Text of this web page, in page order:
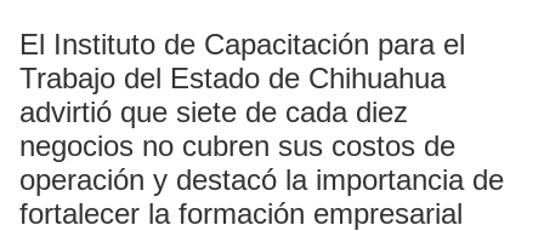
El Instituto de Capacitación para el
Trabajo del Estado de Chihuahua
advirtió que siete de cada diez
negocios no cubren sus costos de
operación y destacó la importancia de
fortalecer la formación empresarial